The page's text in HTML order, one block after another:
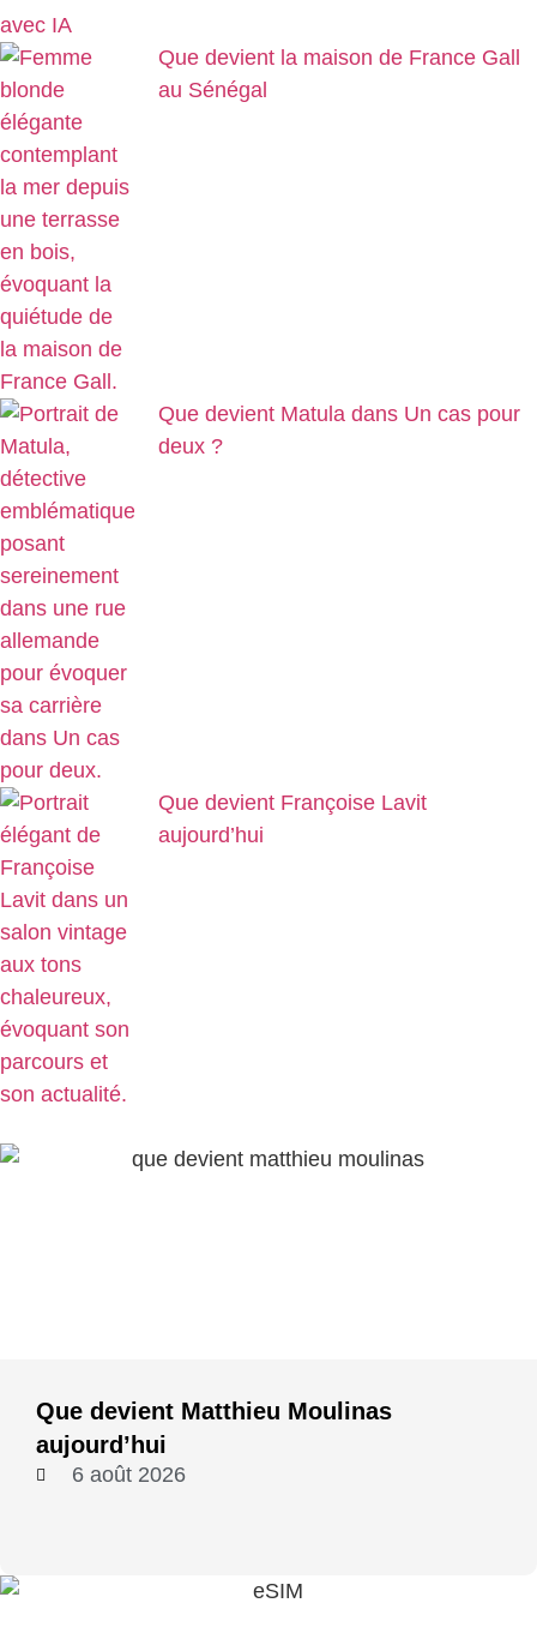
Que devient la maison de France Gall
au Sénégal
Que devient Matula dans Un cas pour
deux ?
Que devient Françoise Lavit
aujourd’hui
Que devient Matthieu Moulinas
aujourd’hui
6 août 2026